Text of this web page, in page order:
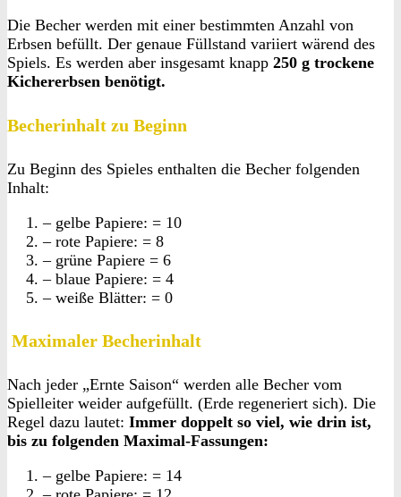
Die Becher werden mit einer bestimmten Anzahl von
Erbsen befüllt. Der genaue Füllstand variiert wärend des
Spiels. Es werden aber insgesamt knapp 250 g trockene
Kichererbsen benötigt.
Becherinhalt zu Beginn
Zu Beginn des Spieles enthalten die Becher folgenden
Inhalt:
– gelbe Papiere: = 10
– rote Papiere: = 8
– grüne Papiere = 6
– blaue Papiere: = 4
– weiße Blätter: = 0
Maximaler Becherinhalt
Nach jeder „Ernte Saison“ werden alle Becher vom
Spielleiter weider aufgefüllt. (Erde regeneriert sich). Die
Regel dazu lautet: Immer doppelt so viel, wie drin ist,
bis zu folgenden Maximal-Fassungen:
– gelbe Papiere: = 14